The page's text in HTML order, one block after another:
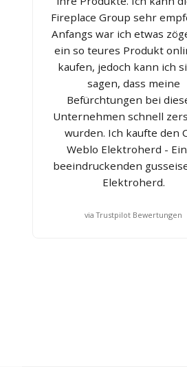
Fireplace Group sehr
Anfangs war ich etwas
ein so teures Produkt
kaufen, jedoch kann ich
sagen, dass meine
Befürchtungen bei
Unternehmen schnell
wurden. Ich kaufte den
Weblo Elektroherd -
beeindruckenden
Elektroherd.
via Trustpilot Bewertungen